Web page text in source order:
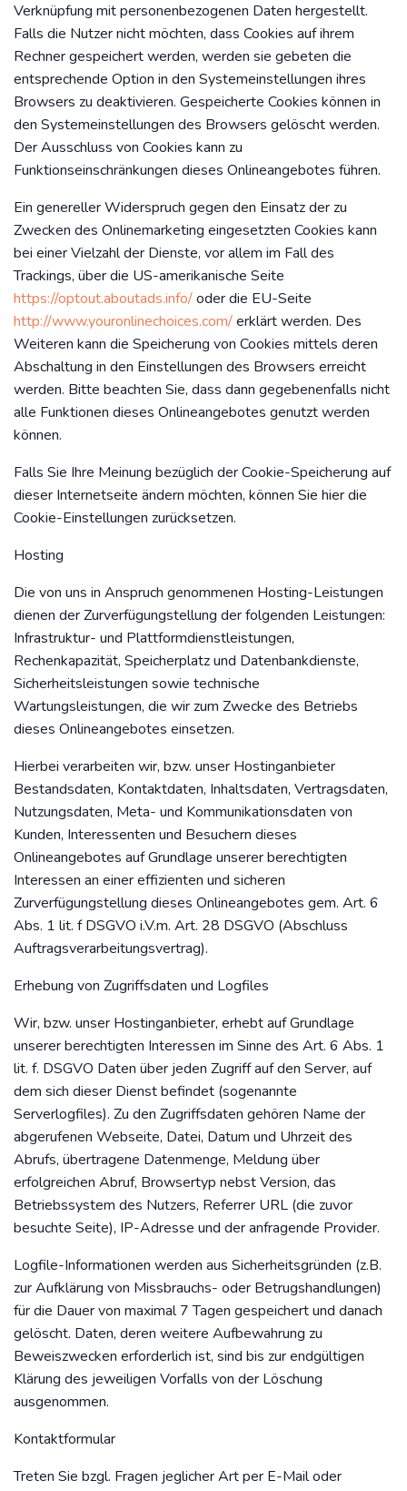
Verknüpfung mit personenbezogenen Daten hergestellt.
Falls die Nutzer nicht möchten, dass Cookies auf ihrem
Rechner gespeichert werden, werden sie gebeten die
entsprechende Option in den Systemeinstellungen ihres
Browsers zu deaktivieren. Gespeicherte Cookies können in
den Systemeinstellungen des Browsers gelöscht werden.
Der Ausschluss von Cookies kann zu
Funktionseinschränkungen dieses Onlineangebotes führen.
Ein genereller Widerspruch gegen den Einsatz der zu
Zwecken des Onlinemarketing eingesetzten Cookies kann
bei einer Vielzahl der Dienste, vor allem im Fall des
Trackings, über die US-amerikanische Seite
https://optout.aboutads.info/oder die EU-Seite
http://www.youronlinechoices.com/erklärt werden. Des
Weiteren kann die Speicherung von Cookies mittels deren
Abschaltung in den Einstellungen des Browsers erreicht
werden. Bitte beachten Sie, dass dann gegebenenfalls nicht
alle Funktionen dieses Onlineangebotes genutzt werden
können.
Falls Sie Ihre Meinung bezüglich der Cookie-Speicherung auf
dieser Internetseite ändern möchten, können Sie hier die
Cookie-Einstellungen zurücksetzen.
Hosting
Die von uns in Anspruch genommenen Hosting-Leistungen
dienen der Zurverfügungstellung der folgenden Leistungen:
Infrastruktur- und Plattformdienstleistungen,
Rechenkapazität, Speicherplatz und Datenbankdienste,
Sicherheitsleistungen sowie technische
Wartungsleistungen, die wir zum Zwecke des Betriebs
dieses Onlineangebotes einsetzen.
Hierbei verarbeiten wir, bzw. unser Hostinganbieter
Bestandsdaten, Kontaktdaten, Inhaltsdaten, Vertragsdaten,
Nutzungsdaten, Meta- und Kommunikationsdaten von
Kunden, Interessenten und Besuchern dieses
Onlineangebotes auf Grundlage unserer berechtigten
Interessen an einer effizienten und sicheren
Zurverfügungstellung dieses Onlineangebotes gem. Art. 6
Abs. 1 lit. f DSGVO i.V.m. Art. 28 DSGVO (Abschluss
Auftragsverarbeitungsvertrag).
Erhebung von Zugriffsdaten und Logfiles
Wir, bzw. unser Hostinganbieter, erhebt auf Grundlage
unserer berechtigten Interessen im Sinne des Art. 6 Abs. 1
lit. f. DSGVO Daten über jeden Zugriff auf den Server, auf
dem sich dieser Dienst befindet (sogenannte
Serverlogfiles). Zu den Zugriffsdaten gehören Name der
abgerufenen Webseite, Datei, Datum und Uhrzeit des
Abrufs, übertragene Datenmenge, Meldung über
erfolgreichen Abruf, Browsertyp nebst Version, das
Betriebssystem des Nutzers, Referrer URL (die zuvor
besuchte Seite), IP-Adresse und der anfragende Provider.
Logfile-Informationen werden aus Sicherheitsgründen (z.B.
zur Aufklärung von Missbrauchs- oder Betrugshandlungen)
für die Dauer von maximal 7 Tagen gespeichert und danach
gelöscht. Daten, deren weitere Aufbewahrung zu
Beweiszwecken erforderlich ist, sind bis zur endgültigen
Klärung des jeweiligen Vorfalls von der Löschung
ausgenommen.
Kontaktformular
Treten Sie bzgl. Fragen jeglicher Art per E-Mail oder